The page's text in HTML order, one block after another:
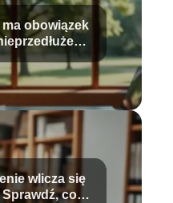
obowiązek
wlicza się
co